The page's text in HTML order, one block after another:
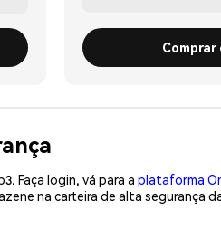
Comprar
Faça login, vá para a plataforma
na carteira de alta segurança